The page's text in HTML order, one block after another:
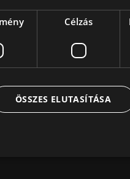
Célzás
ÖSSZES ELUTASÍTÁSA